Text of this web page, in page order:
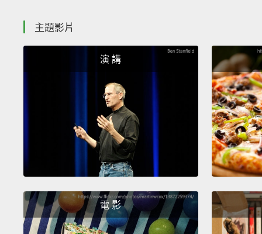
主題影片
演 講
電 影